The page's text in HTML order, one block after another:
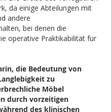
da einige Abteilungen mit
andere
bei denen die
operative Praktikabilität für
die Bedeutung von
zu
Möbel
durch vorzeitigen
des klinischen